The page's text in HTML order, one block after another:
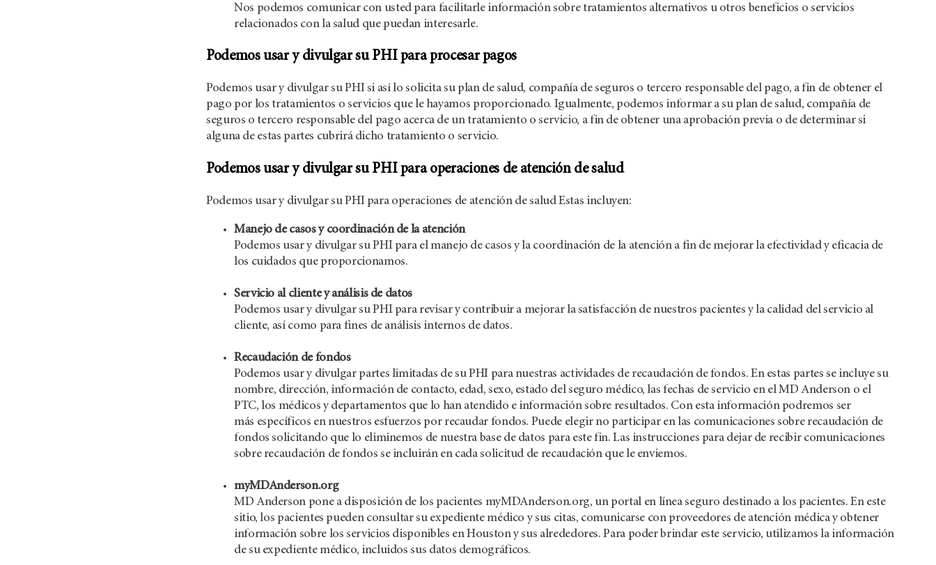
Nos podemos comunicar con usted para facilitarle información sobre tratamientos alternativos u otros beneficios o servicios
relacionados con la salud que puedan interesarle.
Podemos usar y divulgar su PHI para procesar pagos
Podemos usar y divulgar su PHI si así lo solicita su plan de salud, compañía de seguros o tercero responsable del pago, a fin de obtener el
pago por los tratamientos o servicios que le hayamos proporcionado. Igualmente, podemos informar a su plan de salud, compañía de
seguros o tercero responsable del pago acerca de un tratamiento o servicio, a fin de obtener una aprobación previa o de determinar si
alguna de estas partes cubrirá dicho tratamiento o servicio.
Podemos usar y divulgar su PHI para operaciones de atención de salud
Podemos usar y divulgar su PHI para operaciones de atención de salud Estas incluyen:
Manejo de casos y coordinación de la atención
Podemos usar y divulgar su PHI para el manejo de casos y la coordinación de la atención a fin de mejorar la efectividad y eficacia de
los cuidados que proporcionamos.
Servicio al cliente y análisis de datos
Podemos usar y divulgar su PHI para revisar y contribuir a mejorar la satisfacción de nuestros pacientes y la calidad del servicio al
cliente, así como para fines de análisis internos de datos.
Recaudación de fondos
Podemos usar y divulgar partes limitadas de su PHI para nuestras actividades de recaudación de fondos. En estas partes se incluye su
nombre, dirección, información de contacto, edad, sexo, estado del seguro médico, las fechas de servicio en el MD Anderson o el
PTC, los médicos y departamentos que lo han atendido e información sobre resultados. Con esta información podremos ser
más específicos en nuestros esfuerzos por recaudar fondos. Puede elegir no participar en las comunicaciones sobre recaudación de
fondos solicitando que lo eliminemos de nuestra base de datos para este fin. Las instrucciones para dejar de recibir comunicaciones
sobre recaudación de fondos se incluirán en cada solicitud de recaudación que le enviemos.
myMDAnderson.org
MD Anderson pone a disposición de los pacientes myMDAnderson.org, un portal en línea seguro destinado a los pacientes. En este
sitio, los pacientes pueden consultar su expediente médico y sus citas, comunicarse con proveedores de atención médica y obtener
información sobre los servicios disponibles en Houston y sus alrededores. Para poder brindar este servicio, utilizamos la información
de su expediente médico, incluidos sus datos demográficos.